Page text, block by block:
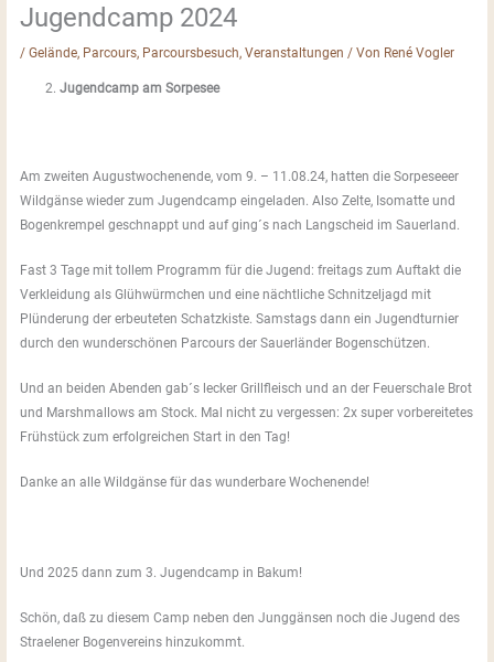
Jugendcamp 2024
/Gelände, Parcours, Parcoursbesuch,Veranstaltungen / Von René Vogler
Jugendcamp am Sorpesee
Am zweiten Augustwochenende, vom 9. – 11.08.24, hatten die Sorpeseeer
Wildgänse wieder zum Jugendcamp eingeladen. Also Zelte, Isomatte und
Bogenkrempel geschnappt und auf ging´s nach Langscheid im Sauerland.
Fast 3 Tage mit tollem Programm für die Jugend: freitags zum Auftakt die
Verkleidung als Glühwürmchen und eine nächtliche Schnitzeljagd mit
Plünderung der erbeuteten Schatzkiste. Samstags dann ein Jugendturnier
durch den wunderschönen Parcours der Sauerländer Bogenschützen.
Und an beiden Abenden gab´s lecker Grillfleisch und an der Feuerschale Brot
und Marshmallows am Stock. Mal nicht zu vergessen: 2x super vorbereitetes
Frühstück zum erfolgreichen Start in den Tag!
Danke an alle Wildgänse für das wunderbare Wochenende!
Und 2025 dann zum 3. Jugendcamp in Bakum!
Schön, daß zu diesem Camp neben den Junggänsen noch die Jugend des
Straelener Bogenvereins hinzukommt.